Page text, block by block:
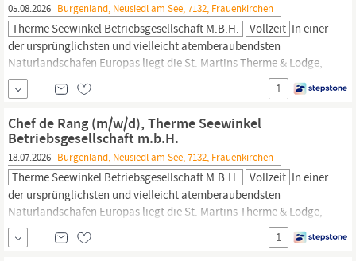
05.08.2026 Burgenland, Neusiedl am See, 7132, Frauenkirchen
Therme Seewinkel Betriebsgesellschaft M.b.H. Vollzeit In einer
der ursprünglichsten und vielleicht atemberaubendsten
Naturlandschafen Europas liegt die St. Martins Therme & Lodge,
ein Thermenresort der Vamed Vitality World. Unsere exklusive
Lodge (4 Superior) im nördlichen
am Rande des
Nationalparks Neusiedler See – Seewinkel ist Ausgangspunkt für
Entdecker und Abenteurer und zugleich eine...
1
Chef de Rang (m/w/d), Therme Seewinkel
Betriebsgesellschaft m.b.H.
18.07.2026 Burgenland, Neusiedl am See, 7132, Frauenkirchen
Therme Seewinkel Betriebsgesellschaft M.b.H. Vollzeit In einer
der ursprünglichsten und vielleicht atemberaubendsten
Naturlandschafen Europas liegt die St. Martins Therme & Lodge,
ein Thermenresort der Vamed Vitality World. Unsere exklusive
Lodge (4 Superior) im nördlichen
am Rande des
1